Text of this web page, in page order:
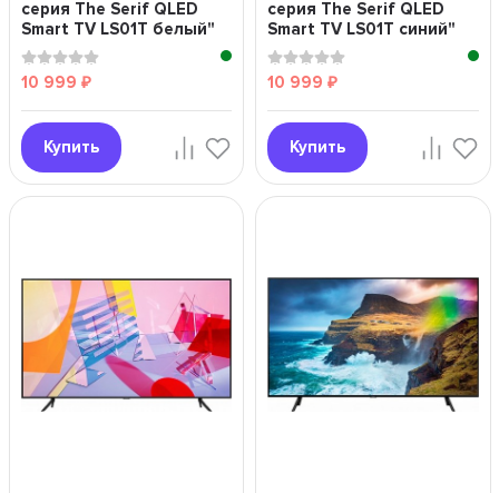
серия The Serif QLED
Smart TV LS01T белый"
10 999 ₽
Купить
серия The Serif QLED
Smart TV LS01T синий"
10 999 ₽
Купить